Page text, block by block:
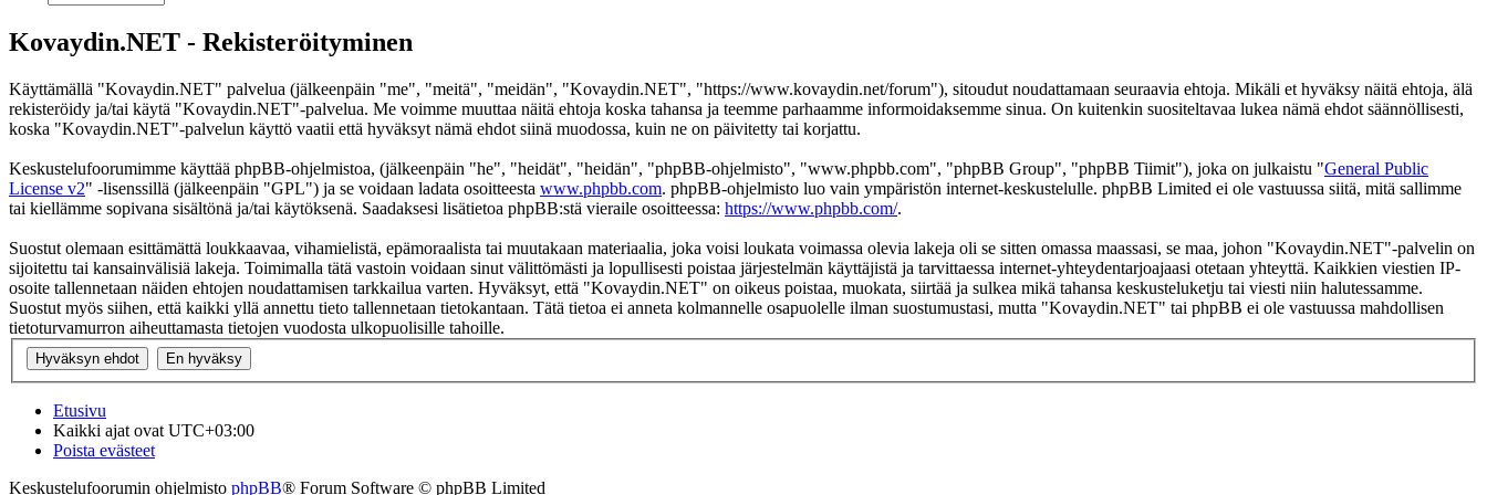
Kovaydin.NET - Rekisteröityminen
Käyttämällä "Kovaydin.NET" palvelua (jälkeenpäin "me", "meitä", "meidän", "Kovaydin.NET", "https://www.kovaydin.net/forum"), sitoudut noudattamaan seuraavia ehtoja. Mikäli et hyväksy näitä ehtoja, älä
rekisteröidy ja/tai käytä "Kovaydin.NET"-palvelua. Me voimme muuttaa näitä ehtoja koska tahansa ja teemme parhaamme informoidaksemme sinua. On kuitenkin suositeltavaa lukea nämä ehdot säännöllisesti,
koska "Kovaydin.NET"-palvelun käyttö vaatii että hyväksyt nämä ehdot siinä muodossa, kuin ne on päivitetty tai korjattu.
Keskustelufoorumimme käyttää phpBB-ohjelmistoa, (jälkeenpäin "he", "heidät", "heidän", "phpBB-ohjelmisto", "www.phpbb.com", "phpBB Group", "phpBB Tiimit"), joka on julkaistu "General Public
License v2" -lisenssillä (jälkeenpäin "GPL") ja se voidaan ladata osoitteesta www.phpbb.com. phpBB-ohjelmisto luo vain ympäristön internet-keskustelulle. phpBB Limited ei ole vastuussa siitä, mitä sallimme
tai kiellämme sopivana sisältönä ja/tai käytöksenä. Saadaksesi lisätietoa phpBB:stä vieraile osoitteessa: https://www.phpbb.com/.
Suostut olemaan esittämättä loukkaavaa, vihamielistä, epämoraalista tai muutakaan materiaalia, joka voisi loukata voimassa olevia lakeja oli se sitten omassa maassasi, se maa, johon "Kovaydin.NET"-palvelin on
sijoitettu tai kansainvälisiä lakeja. Toimimalla tätä vastoin voidaan sinut välittömästi ja lopullisesti poistaa järjestelmän käyttäjistä ja tarvittaessa internet-yhteydentarjoajaasi otetaan yhteyttä. Kaikkien viestien IP-
osoite tallennetaan näiden ehtojen noudattamisen tarkkailua varten. Hyväksyt, että "Kovaydin.NET" on oikeus poistaa, muokata, siirtää ja sulkea mikä tahansa keskusteluketju tai viesti niin halutessamme.
Suostut myös siihen, että kaikki yllä annettu tieto tallennetaan tietokantaan. Tätä tietoa ei anneta kolmannelle osapuolelle ilman suostumustasi, mutta "Kovaydin.NET" tai phpBB ei ole vastuussa mahdollisen
tietoturvamurron aiheuttamasta tietojen vuodosta ulkopuolisille tahoille.
Etusivu
Kaikki ajat ovat UTC+03:00
Poista evästeet
Keskustelufoorumin ohjelmisto phpBB® Forum Software © phpBB Limited